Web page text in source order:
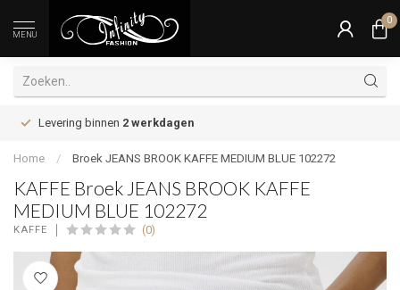
MENU
0
Levering binnen 2 werkdagen
Home / Broek JEANS BROOK KAFFE MEDIUM BLUE 102272
KAFFE Broek JEANS BROOK KAFFE
MEDIUM BLUE 102272
KAFFE (0)